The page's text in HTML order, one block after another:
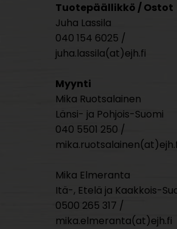
Tuotepäällikkö / Ostot
Juha Lassila
040 154 6025 /
juha.lassila(at)ejh.fi
Myynti
Mika Ruotsalainen
Länsi- ja Pohjois-Suomi
040 5501 250 /
Mika Elmeranta
Itä-, Etelä ja Kaakkois-
0500 265 317 /
mika.elmeranta(at)ejh.fi